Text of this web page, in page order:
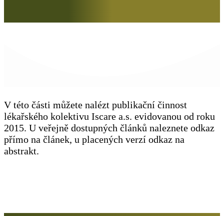
V této části můžete nalézt publikační činnost
lékařského kolektivu Iscare a.s. evidovanou od roku
2015. U veřejně dostupných článků naleznete odkaz
přímo na článek, u placených verzí odkaz na
abstrakt.